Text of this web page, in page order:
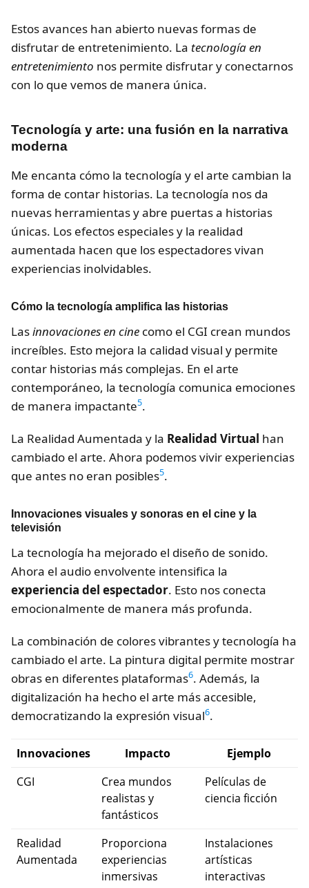
Estos avances han abierto nuevas formas de
disfrutar de entretenimiento. La tecnología en
entretenimiento nos permite disfrutar y conectarnos
con lo que vemos de manera única.
Tecnología y arte: una fusión en la narrativa
moderna
Me encanta cómo la tecnología y el arte cambian la
forma de contar historias. La tecnología nos da
nuevas herramientas y abre puertas a historias
únicas. Los efectos especiales y la realidad
aumentada hacen que los espectadores vivan
experiencias inolvidables.
Cómo la tecnología amplifica las historias
Lasinnovaciones en cine como el CGI crean mundos
increíbles. Esto mejora la calidad visual y permite
contar historias más complejas. En el arte
contemporáneo, la tecnología comunica emociones
de manera impactante5.
La Realidad Aumentada y la Realidad Virtual han
cambiado el arte. Ahora podemos vivir experiencias
que antes no eran posibles5.
Innovaciones visuales y sonoras en el cine y la
televisión
La tecnología ha mejorado el diseño de sonido.
Ahora el audio envolvente intensifica la
experiencia del espectador. Esto nos conecta
emocionalmente de manera más profunda.
La combinación de colores vibrantes y tecnología ha
cambiado el arte. La pintura digital permite mostrar
obras en diferentes plataformas6. Además, la
digitalización ha hecho el arte más accesible,
democratizando la expresión visual6.
Innovaciones Impacto
Ejemplo
CGI
Crea mundos
realistas y
fantásticos
Películas de
ciencia ficción
Realidad
Aumentada
Proporciona
experiencias
inmersivas
Instalaciones
artísticas
interactivas